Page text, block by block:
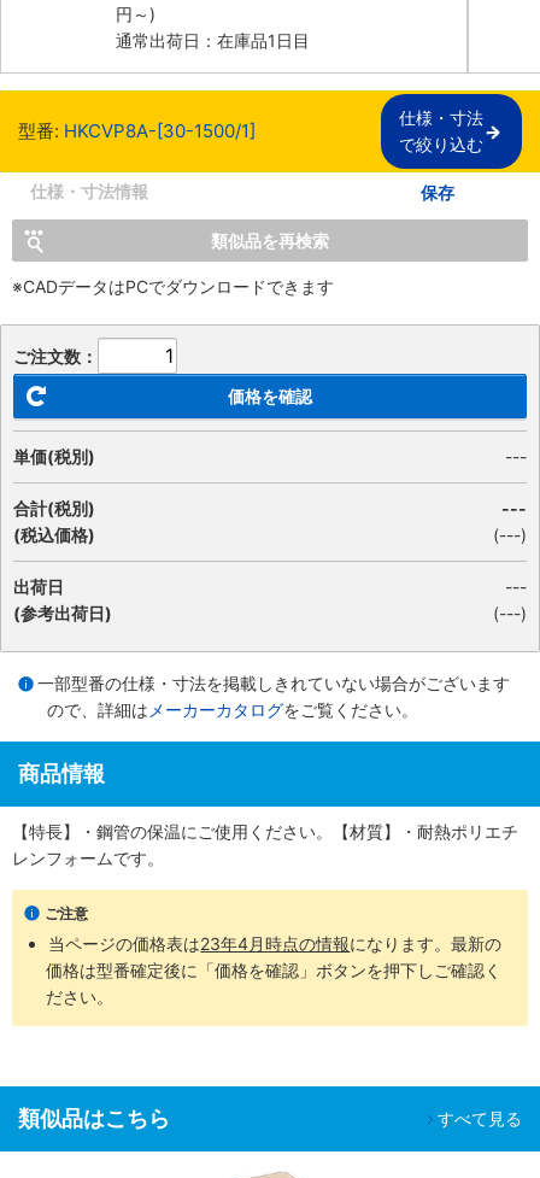
円 ～)
通常出荷日：在庫品1日目
型番: HKCVP8A-[30-1500/1]
仕様・寸法
で絞り込む
仕様・寸法情報 保存
類似品を再検索
※CADデータはPCでダウンロードできます
ご注文数：
価格を確認
単価(税別) ---
合計(税別)
(税込価格)
---
(---)
出荷日
(参考出荷日)
---
(---)
一部型番の仕様・寸法を掲載しきれていない場合がございます
ので、詳細は メーカーカタログをご覧ください。
商品情報
【特長】・鋼管の保温にご使用ください。【材質】・耐熱ポリエチ
レンフォームです。
ご注意
当ページの価格表は23年4月時点の情報になります。最新の
価格は型番確定後に「価格を確認」ボタンを押下しご確認く
ださい。
類似品はこちら すべて見る